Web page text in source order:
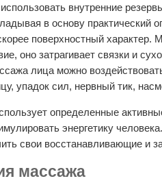
внутренние
в основу практический
поверхностный характер.
оно затрагивает связки и
лица можно
упадок сил, нервный тик,
определенные
энергетику
свои восстанавливающие и
массажа